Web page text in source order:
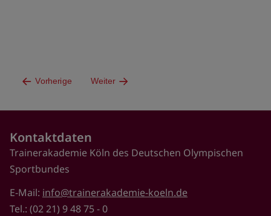
Vorherige Weiter
Kontaktdaten
Trainerakademie Köln des Deutschen Olympischen
Sportbundes
E-Mail: info@trainerakademie-koeln.de
Tel.: (02 21) 9 48 75 - 0